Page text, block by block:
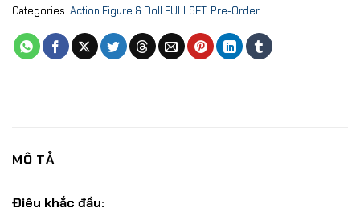
Categories: Action Figure & Doll FULLSET, Pre-Order
MÔ TẢ
Điêu khắc đầu: